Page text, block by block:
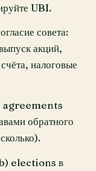
UBI.
совета:
акций,
налоговые
agreements
обратного
elections в